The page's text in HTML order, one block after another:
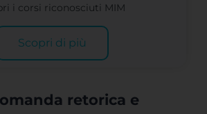
i corsi riconosciuti MIM
Scopri di più
retorica e